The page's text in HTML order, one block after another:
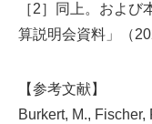
［2］同上。およ
算説明会資料」（
【参考文献】
Burkert, M., Fischer,